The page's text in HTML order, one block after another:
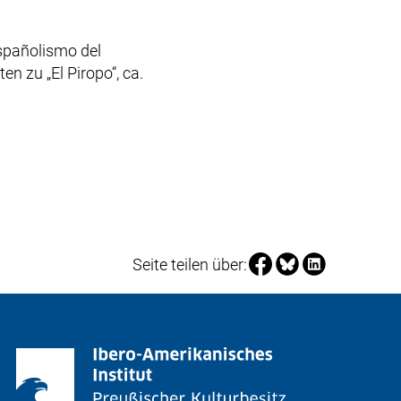
del
zu „El Piropo“, ca.
Seite teilen über:Seite über Facebook
Seite über
Seite über